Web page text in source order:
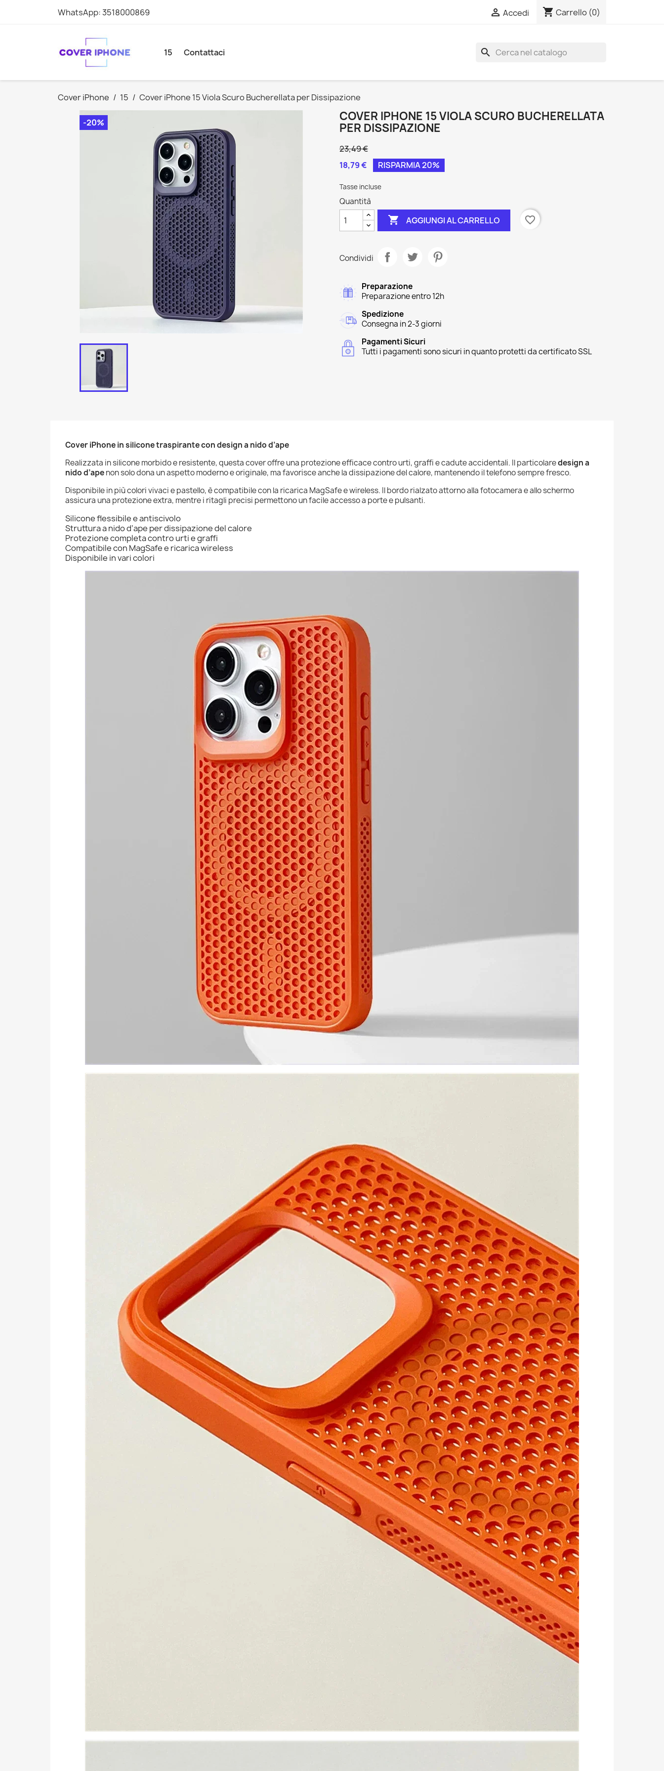
WhatsApp:3518000869  Accedi shopping_cart Carrello (0)
15 Contattaci search
Cover iPhone 15 Cover iPhone 15 Viola Scuro Bucherellata per Dissipazione
-20%
COVER IPHONE 15 VIOLA SCURO BUCHERELLATA
PER DISSIPAZIONE
23,49 €
18,79 €
RISPARMIA 20%
Tasse incluse
Quantità
 AGGIUNGI AL CARRELLO favorite_border
Condividi
Preparazione
Preparazione entro 12h
Spedizione
Consegna in 2-3 giorni
Pagamenti Sicuri
Tutti i pagamenti sono sicuri in quanto protetti da certificato SSL
Cover iPhone in silicone traspirante con design a nido d’ape
Realizzata in silicone morbido e resistente, questa cover offre una protezione efficace contro urti, graffi e cadute accidentali. Il particolaredesign a
nido d’apenon solo dona un aspetto moderno e originale, ma favorisce anche la dissipazione del calore, mantenendo il telefono sempre fresco.
Disponibile in più colori vivaci e pastello, è compatibile con la ricarica MagSafe e wireless. Il bordo rialzato attorno alla fotocamera e allo schermo
assicura una protezione extra, mentre i ritagli precisi permettono un facile accesso a porte e pulsanti.
Silicone flessibile e antiscivolo
Struttura a nido d’ape per dissipazione del calore
Protezione completa contro urti e graffi
Compatibile con MagSafe e ricarica wireless
Disponibile in vari colori